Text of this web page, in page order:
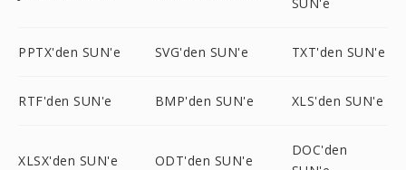
PPTX'den SUN'e SVG'den SUN'e TXT'den SUN'e
RTF'den SUN'e BMP'den SUN'e XLS'den SUN'e
XLSX'den SUN'e ODT'den SUN'e
DOC'den